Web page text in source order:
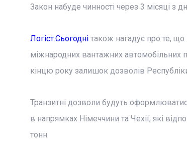
Закон набуде чинності через 3 місяці з
Логіст.Сьогоднітакож нагадує про те, що
міжнародних вантажних автомобільних
кінцю року залишок дозволів
Транзитні дозволи будуть
в напрямках Німеччини та Чехії, які
тонн.